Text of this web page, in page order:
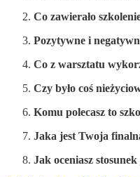
Co zawierało
Pozytywne i
Co z warsztatu
Czy było coś
Komu polecasz to
Jaka jest Twoja
Jak oceniasz